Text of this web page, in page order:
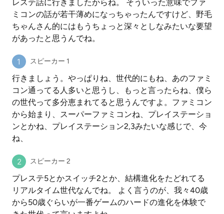
レステ話に行きましたからね。 そういった意味でファ
ミコンの話が若干薄めになっちゃったんですけど、野毛
ちゃんさん的にはもうちょっと深々としなみたいな要望
があったと思うんでね。
スピーカー 1
行きましょう。やっぱりね、世代的にもね、あのファミ
コン通ってる人多いと思うし、もっと言ったらね、僕ら
の世代って多分恵まれてると思うんですよ。ファミコン
から始まり、スーパーファミコンね、プレイステーショ
ンとかね、プレイステーション2,3みたいな感じで、今
ね、
スピーカー 2
プレステ5とかスイッチ2とか、結構進化をたどれてる
リアルタイム世代なんでね。 よく言うのが、我々40歳
から50歳ぐらいが一番ゲームのハードの進化を体験で